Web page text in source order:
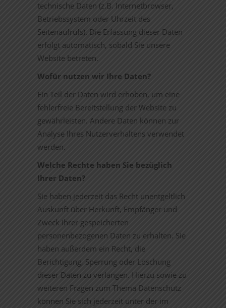
technische Daten (z.B. Internetbrowser,
Betriebssystem oder Uhrzeit des
Seitenaufrufs). Die Erfassung dieser Daten
erfolgt automatisch, sobald Sie unsere
Website betreten.
Wofür nutzen wir Ihre Daten?
Ein Teil der Daten wird erhoben, um eine
fehlerfreie Bereitstellung der Website zu
gewährleisten. Andere Daten können zur
Analyse Ihres Nutzerverhaltens verwendet
werden.
Welche Rechte haben Sie bezüglich
Ihrer Daten?
Sie haben jederzeit das Recht unentgeltlich
Auskunft über Herkunft, Empfänger und
Zweck Ihrer gespeicherten
personenbezogenen Daten zu erhalten. Sie
haben außerdem ein Recht, die
Berichtigung, Sperrung oder Löschung
dieser Daten zu verlangen. Hierzu sowie zu
weiteren Fragen zum Thema Datenschutz
können Sie sich jederzeit unter der im